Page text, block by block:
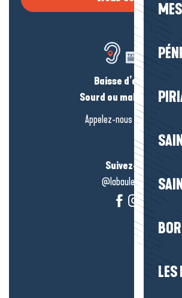
Baisse d’audition ?
Sourd ou
Appelez-nous en
Suivez-nous !
@labauleguérande